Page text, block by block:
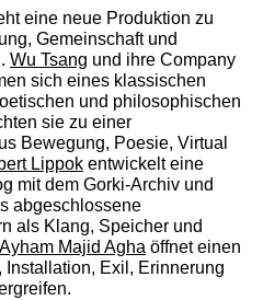
eine neue Produktion zu
Gemeinschaft und
Wu Tsang und ihre Company
sich eines klassischen
und philosophischen
sie zu einer
Bewegung, Poesie, Virtual
Lippokentwickelt eine
mit dem Gorki-Archiv und
abgeschlossene
als Klang, Speicher und
Ayham Majid Aghaöffnet einen
Installation, Exil, Erinnerung